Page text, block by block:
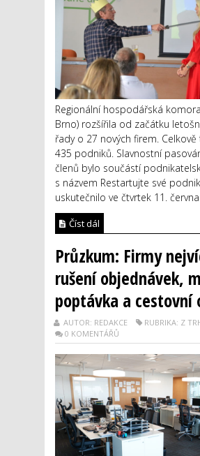
Regionální hospodářská
Brno) rozšířila od začátku
řady o 27 nových firem.
435 podniků. Slavnostní
členů bylo součástí
s názvem Restartujte své
uskutečnilo ve čtvrtek 11.
Číst dál
Průzkum: Firmy
rušení objednávek,
poptávka a cestovní
AUTOR: REDAKCE
RUBRIKA: Z
0 KOMENTÁŘŮ